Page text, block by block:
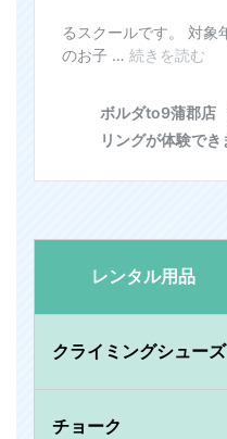
レンタル用品
クライミングシューズ
チョーク